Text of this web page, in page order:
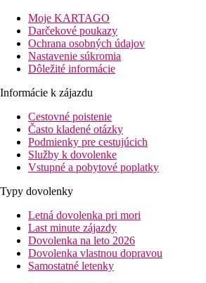
Moje KARTAGO
Darčekové poukazy
Ochrana osobných údajov
Nastavenie súkromia
Dôležité informácie
Informácie k zájazdu
Cestovné poistenie
Často kladené otázky
Podmienky pre cestujúcich
Služby k dovolenke
Vstupné a pobytové poplatky
Typy dovolenky
Letná dovolenka pri mori
Last minute zájazdy
Dovolenka na leto 2026
Dovolenka vlastnou dopravou
Samostatné letenky